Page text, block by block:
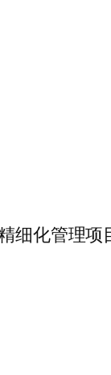
细化管理项